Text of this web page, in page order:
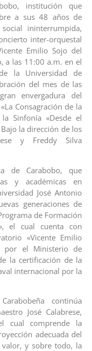
institución que
a sus 48 años de
ininterrumpida,
inter-orquestal
Emilio Sojo del
a las 11:00 a.m. en el
la Universidad de
del mes de las
envergadura del
Consagración de la
Sinfonía «Desde el
la dirección de los
y Freddy Silva
de Carabobo, que
y académicas en
José Antonio
generaciones de
de Formación
el cual cuenta con
«Vicente Emilio
por el Ministerio de
la certificación de la
internacional por la
continúa
José Calabrese,
cual comprende la
adecuada del
y sobre todo, la